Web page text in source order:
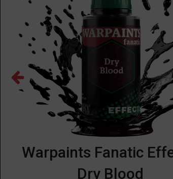
Warpaints Fanatic
Dry Blood